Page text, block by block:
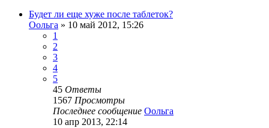
Будет ли еще хуже после таблеток?
Оольга » 10 май 2012, 15:26
1
2
3
4
5
45 Ответы
1567 Просмотры
Последнее сообщение Оольга
10 апр 2013, 22:14